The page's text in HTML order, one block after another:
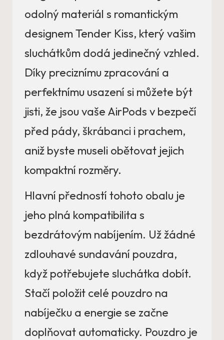
odolný materiál s romantickým
designem Tender Kiss, který vašim
sluchátkům dodá jedinečný vzhled.
Díky preciznímu zpracování a
perfektnímu usazení si můžete být
jisti, že jsou vaše AirPods v bezpečí
před pády, škrábanci i prachem,
aniž byste museli obětovat jejich
kompaktní rozměry.
Hlavní předností tohoto obalu je
jeho plná kompatibilita s
bezdrátovým nabíjením. Už žádné
zdlouhavé sundavání pouzdra,
když potřebujete sluchátka dobít.
Stačí položit celé pouzdro na
nabíječku a energie se začne
doplňovat automaticky. Pouzdro je